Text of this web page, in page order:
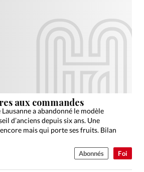
Foi
aux commandes
Lausanne a abandonné le modèle
d’anciens depuis six ans. Une
mais qui porte ses fruits. Bilan
Abonnés